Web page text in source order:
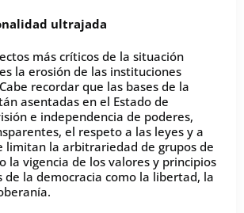
ultrajada
más críticos de la situación
la erosión de las instituciones
recordar que las bases de la
asentadas en el Estado de
e independencia de poderes,
el respeto a las leyes y a
limitan la arbitrariedad de grupos de
la vigencia de los valores y principios
la democracia como la libertad, la